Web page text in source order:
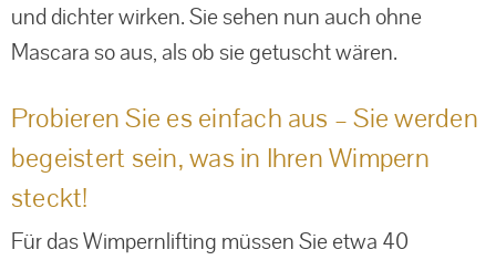
und dichter wirken. Sie sehen nun auch ohne
Mascara so aus, als ob sie getuscht wären.
Probieren Sie es einfach aus – Sie werden
begeistert sein, was in Ihren Wimpern
steckt!
Für das Wimpernlifting müssen Sie etwa 40